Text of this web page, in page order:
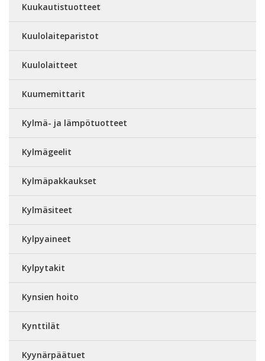
Kuukautistuotteet
Kuulolaiteparistot
Kuulolaitteet
Kuumemittarit
Kylmä- ja lämpötuotteet
Kylmägeelit
Kylmäpakkaukset
Kylmäsiteet
Kylpyaineet
Kylpytakit
Kynsien hoito
Kynttilät
Kyynärpäätuet